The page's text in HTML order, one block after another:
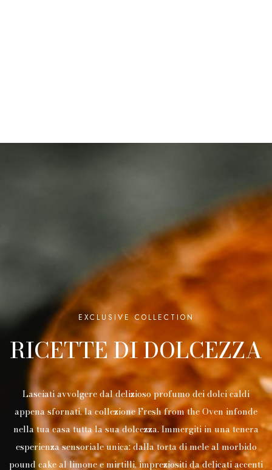
EXCLUSIVE COLLECTION
RICETTE DI DOLCEZZA
Lasciati avvolgere dal delizioso profumo dei dolci caldi
appena sfornati, la collezione Fresh from the Oven infonde
nella tua casa tutta la sua dolcezza. Immergiti in una tenera
esperienza sensoriale unica: dalla torta di mele al morbido
pound cake al limone e mirtilli, impreziositi da delicati accenti